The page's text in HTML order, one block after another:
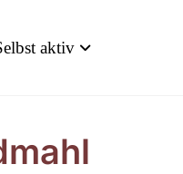
aktiv